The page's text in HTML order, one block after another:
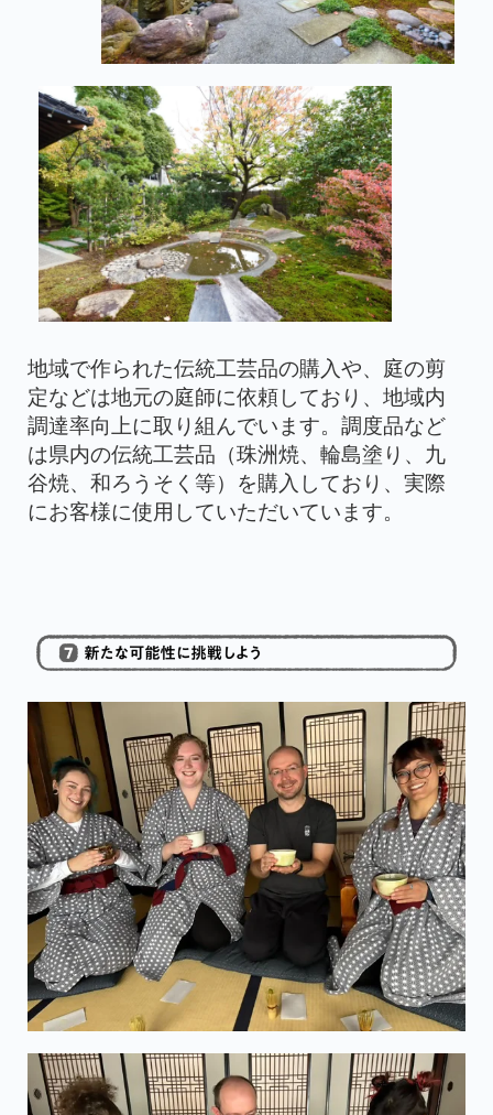
地域で作られた伝統工芸品の購入や、庭の剪
定などは地元の庭師に依頼しており、地域内
調達率向上に取り組んでいます。調度品など
は県内の伝統工芸品（珠洲焼、輪島塗り、九
谷焼、和ろうそく等）を購入しており、実際
にお客様に使用していただいています。